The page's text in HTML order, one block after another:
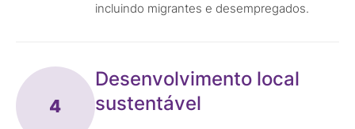
incluindo migrantes e desempregados.
4
Desenvolvimento local
sustentável